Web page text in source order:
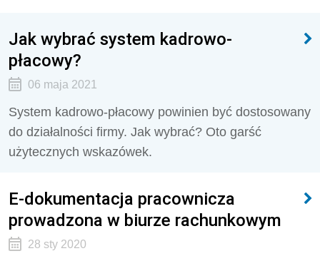
Jak wybrać system kadrowo-
płacowy?
06 maja 2021
System kadrowo-płacowy powinien być dostosowany
do działalności firmy. Jak wybrać? Oto garść
użytecznych wskazówek.
E-dokumentacja pracownicza
prowadzona w biurze rachunkowym
28 sty 2020